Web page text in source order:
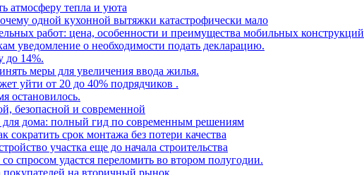
атмосферу тепла и уюта
одной кухонной вытяжки катастрофически мало
работ: цена, особенности и преимущества мобильных конструкций
уведомление о необходимости подать декларацию.
до 14%.
меры для увеличения ввода жилья.
уйти от 20 до 40% подрядчиков .
остановилось.
безопасной и современной
для дома: полный гид по современным решениям
срок монтажа без потери качества
участка еще до начала строительства
спросом удастся переломить во втором полугодии.
на вторичный рынок.